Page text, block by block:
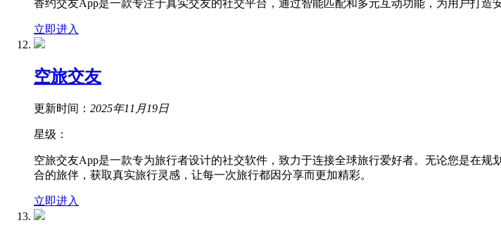
香约交友App是一款专注于真实交友的社交平台，通过智能匹配和多元互动功能，为用户打
立即进入
空旅交友
更新时间： 2025年11月19日
星级：
空旅交友App是一款专为旅行者设计的社交软件，致力于连接全球旅行爱好者。无论您是在
合的旅伴，获取真实旅行灵感，让每一次旅行都因分享而更加精彩。
立即进入